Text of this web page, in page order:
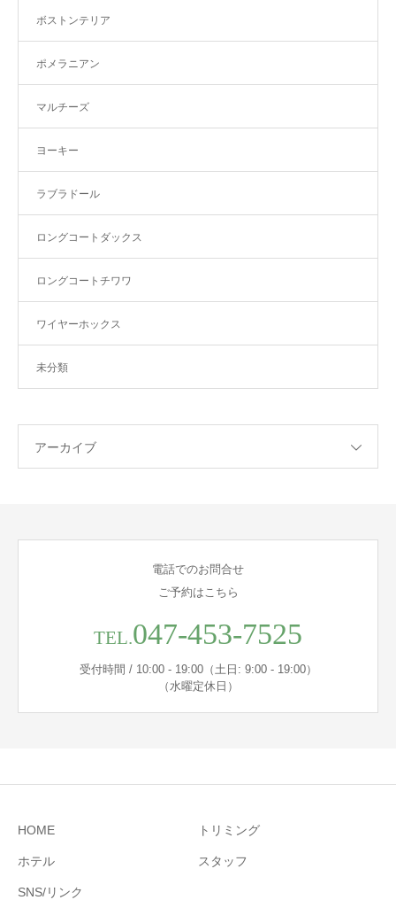
ボストンテリア
ポメラニアン
マルチーズ
ヨーキー
ラブラドール
ロングコートダックス
ロングコートチワワ
ワイヤーホックス
未分類
アーカイブ
電話でのお問合せ
ご予約はこちら
TEL.047-453-7525
受付時間 / 10:00 - 19:00（土日: 9:00 - 19:00）
（水曜定休日）
HOME トリミング
ホテル スタッフ
SNS/リンク